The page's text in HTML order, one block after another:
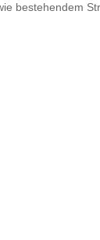
bestehendem